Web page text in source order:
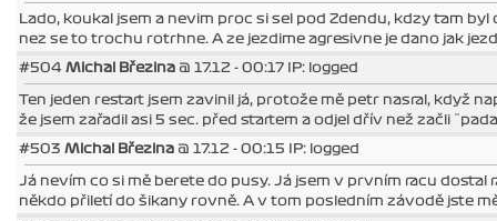
Lado, koukal jsem a nevim proc si sel pod Zdendu, kdzy tam
nez se to trochu rotrhne. A ze jezdime agresivne je dano jak
#504 Michal Březina @ 17.12 - 00:17 IP: logged
Ten jeden restart jsem zavinil já, protože mě petr nasral, když
že jsem zařadil asi 5 sec. před startem a odjel dřív než začli
#503 Michal Březina @ 17.12 - 00:15 IP: logged
Já nevím co si mě berete do pusy. Já jsem v prvním racu
někdo přiletí do šikany rovně. A v tom posledním závodě jste